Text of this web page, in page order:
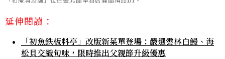
延伸閱讀：
「初魚鉄板料亭」改版新菜單登場：嚴選雲林白鰻、海
松貝交織旬味，限時推出父親節升級優惠